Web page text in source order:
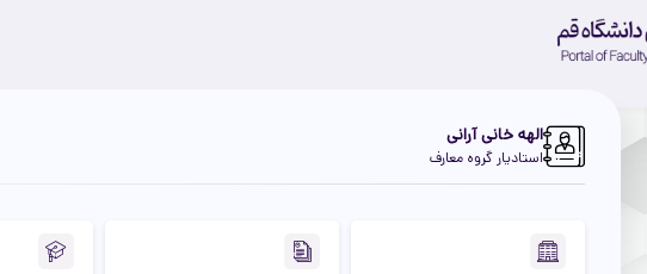
الهه خانی آرانی
استادیار گروه معارف